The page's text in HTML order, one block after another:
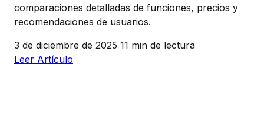
comparaciones detalladas de funciones, precios y
recomendaciones de usuarios.
3 de diciembre de 2025 11 min de lectura
Leer Artículo